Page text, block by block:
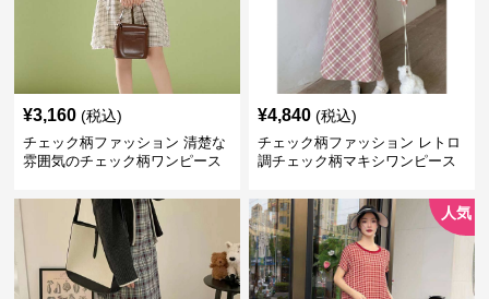
¥3,160 (税込)
チェック柄ファッション 清楚な
雰囲気のチェック柄ワンピース
¥4,840 (税込)
チェック柄ファッション レトロ
調チェック柄マキシワンピース
人気